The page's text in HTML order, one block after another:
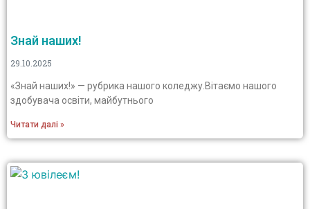
Знай наших!
29.10.2025
«Знай наших!» — рубрика нашого коледжу.Вітаємо нашого
здобувача освіти, майбутнього
Читати далі »